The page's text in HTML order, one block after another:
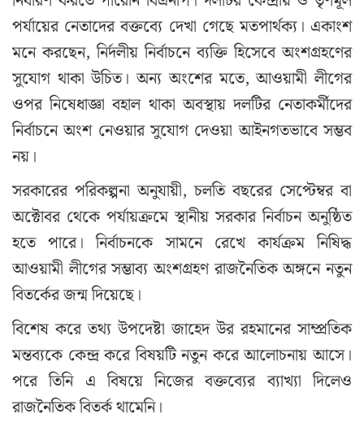
পর্যায়ের নেতাদের বক্তব্যে দেখা গেছে মতপার্থক্য। একাংশ
মনে করছেন, নির্দলীয় নির্বাচনে ব্যক্তি হিসেবে অংশগ্রহণের
সুযোগ থাকা উচিত। অন্য অংশের মতে, আওয়ামী লীগের
ওপর নিষেধাজ্ঞা বহাল থাকা অবস্থায় দলটির নেতাকর্মীদের
নির্বাচনে অংশ নেওয়ার সুযোগ দেওয়া আইনগতভাবে সম্ভব
নয়।
সরকারের পরিকল্পনা অনুযায়ী, চলতি বছরের সেপ্টেম্বর বা
অক্টোবর থেকে পর্যায়ক্রমে স্থানীয় সরকার নির্বাচন অনুষ্ঠিত
হতে পারে। নির্বাচনকে সামনে রেখে কার্যক্রম নিষিদ্ধ
আওয়ামী লীগের সম্ভাব্য অংশগ্রহণ রাজনৈতিক অঙ্গনে নতুন
বিতর্কের জন্ম দিয়েছে।
বিশেষ করে তথ্য উপদেষ্টা জাহেদ উর রহমানের সাম্প্রতিক
মন্তব্যকে কেন্দ্র করে বিষয়টি নতুন করে আলোচনায় আসে।
পরে তিনি এ বিষয়ে নিজের বক্তব্যের ব্যাখ্যা দিলেও
রাজনৈতিক বিতর্ক থামেনি।